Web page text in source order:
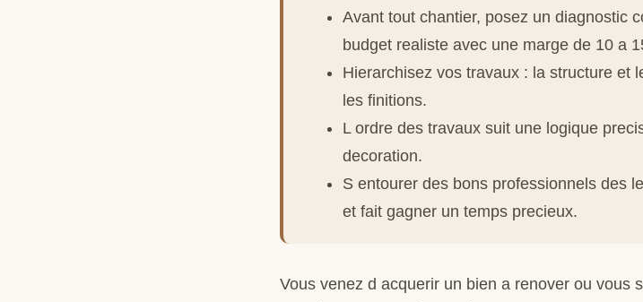
Avant tout chantier, posez un diagnostic
budget realiste avec une marge de 10 a
Hierarchisez vos travaux : la structure et
les finitions.
L ordre des travaux suit une logique
decoration.
S entourer des bons professionnels des
et fait gagner un temps precieux.
Vous venez d acquerir un bien a renover ou vous